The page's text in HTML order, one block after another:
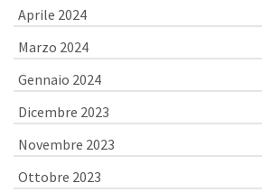
Aprile 2024
Marzo 2024
Gennaio 2024
Dicembre 2023
Novembre 2023
Ottobre 2023